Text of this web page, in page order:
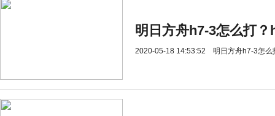
明日方舟h7-3怎么打
2020-05-18 14:53:52 明日方舟h7-3怎么